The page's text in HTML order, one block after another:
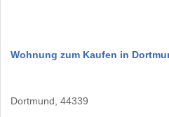
Wohnung zum Kaufen in
Dortmund, 44339